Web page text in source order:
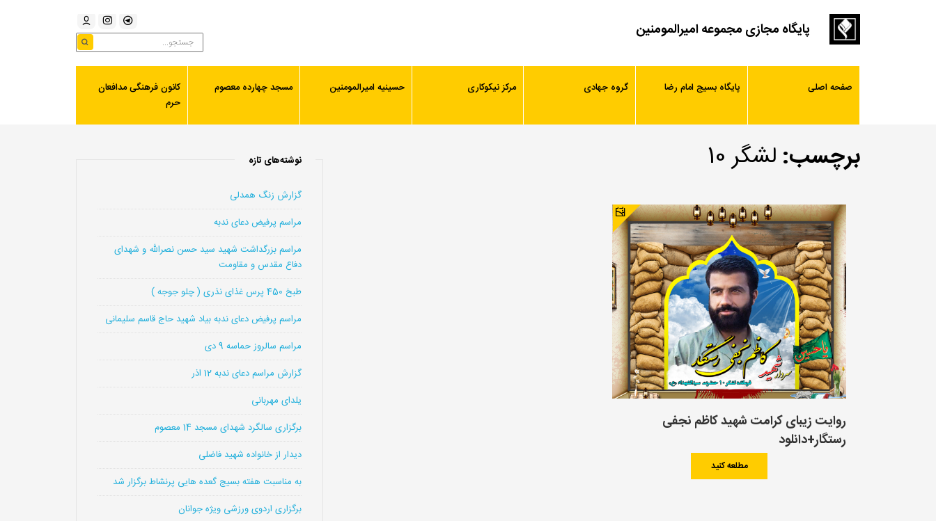
پایگاه مجازی مجموعه امیرالمومنین
صفحه اصلی پایگاه بسیج امام رضا گروه جهادی مرکز نیکوکاری حسینیه امیرالمومنین مسجد چهارده معصوم
کانون فرهنگی مدافعان
حرم
برچسب: لشگر 10
روایت زیبای کرامت شهید کاظم نجفی
رستگار+دانلود
مطلعه کنید
نوشته‌های تازه
گزارش زنگ همدلی
مراسم پرفیض دعای ندبه
مراسم بزرگداشت شهید سید حسن نصرالله و شهدای
دفاع مقدس و مقاومت
طبخ 450 پرس غذای نذری ( چلو جوجه )
مراسم پرفیض دعای ندبه بیاد شهید حاج قاسم سلیمانی
مراسم سالروز حماسه 9 دی
گزارش مراسم دعای ندبه 12 اذر
یلدای مهربانی
برگزاری سالگرد شهدای مسجد 14 معصوم
دیدار از خانواده شهید فاضلی
به مناسبت هفته بسیج گعده هایی پرنشاط برگزار شد
برگزاری اردوی ورزشی ویژه جوانان